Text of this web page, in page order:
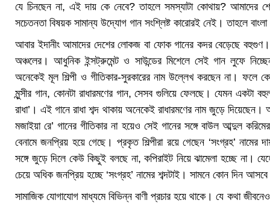
যে চিনছেন না, এই দায় কে নেবে? তাহলে সমস্যাটা কোথায়?
সচেতনতা বিষয়ক সামান্য উদ্যোগ গান সংশ্লিষ্ট কারোরই নেই। তাহলে
আবার ইদানীং আমাদের দেশের লোকজ বা ফোক গানের কদর বেড়েছে বহুগুণ।
অঞ্চলের। আধুনিক ইন্সট্রুমেন্ট ও সাউন্ডের মিশেলে সেই গান লুফে
অনেকেই মূল শিল্পী ও গীতিকার-সুরকারের নাম উল্লেখ করছেন না। ফলে
মুন্সীর গান, কোনটা রাধারমণের গান, সেসব গুলিয়ে ফেলছে। যেমন একটা
রাধা’। এই গানে রাধা শব্দ থাকায় অনেকেই রাধারমণের নাম জুড়ে
মজাইয়া রে’ গানের গীতিকার না হয়েও সেই গানের সঙ্গে বাউল আব্দুল
বেনামে জনপ্রিয় হয়ে গেছে। প্রকৃত শিল্পীরা রয়ে গেছেন ‘সংগ্রহ’ নামের
সঙ্গে জুড়ে দিলে কেউ কিছুই বলছে না, কপিরাইট নিয়ে ঝামেলা হচ্ছে না।
চেয়ে অধিক জনপ্রিয় হচ্ছে ‘সংগ্রহ’ নামের শব্দটাই। সামনে কোন দিন আসবে
সামাজিক যোগাযোগ মাধ্যমে বিভিন্ন বাণী প্রচার হয়ে থাকে। যে কথা জীবনেও